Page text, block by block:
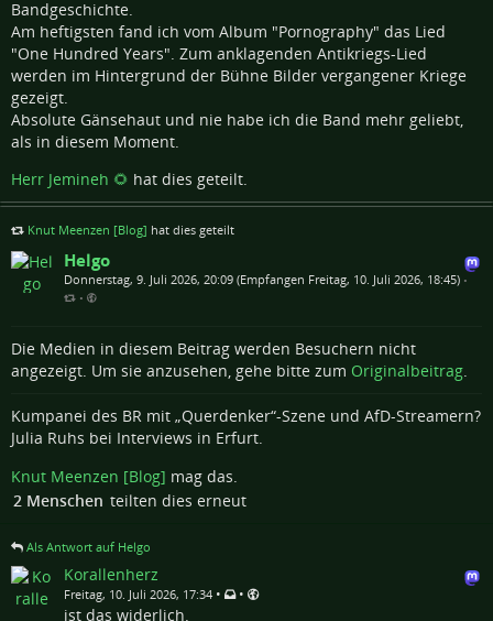
Bandgeschichte.
Am heftigsten fand ich vom Album "Pornography" das Lied
"One Hundred Years". Zum anklagenden Antikriegs-Lied
werden im Hintergrund der Bühne Bilder vergangener Kriege
gezeigt.
Absolute Gänsehaut und nie habe ich die Band mehr geliebt,
als in diesem Moment.
Herr Jemineh 🌻 hat dies geteilt.
Knut Meenzen [Blog] hat dies geteilt
Helgo
Donnerstag, 9. Juli 2026, 20:09 (Empfangen Freitag, 10. Juli 2026, 18:45) •
•
Die Medien in diesem Beitrag werden Besuchern nicht
angezeigt. Um sie anzusehen, gehe bitte zum Originalbeitrag.
Kumpanei des BR mit „Querdenker“-Szene und AfD-Streamern?
Julia Ruhs bei Interviews in Erfurt.
Knut Meenzen [Blog] mag das.
2 Menschen teilten dies erneut
Als Antwort auf Helgo
Korallenherz
Freitag, 10. Juli 2026, 17:34 • •
ist das widerlich.